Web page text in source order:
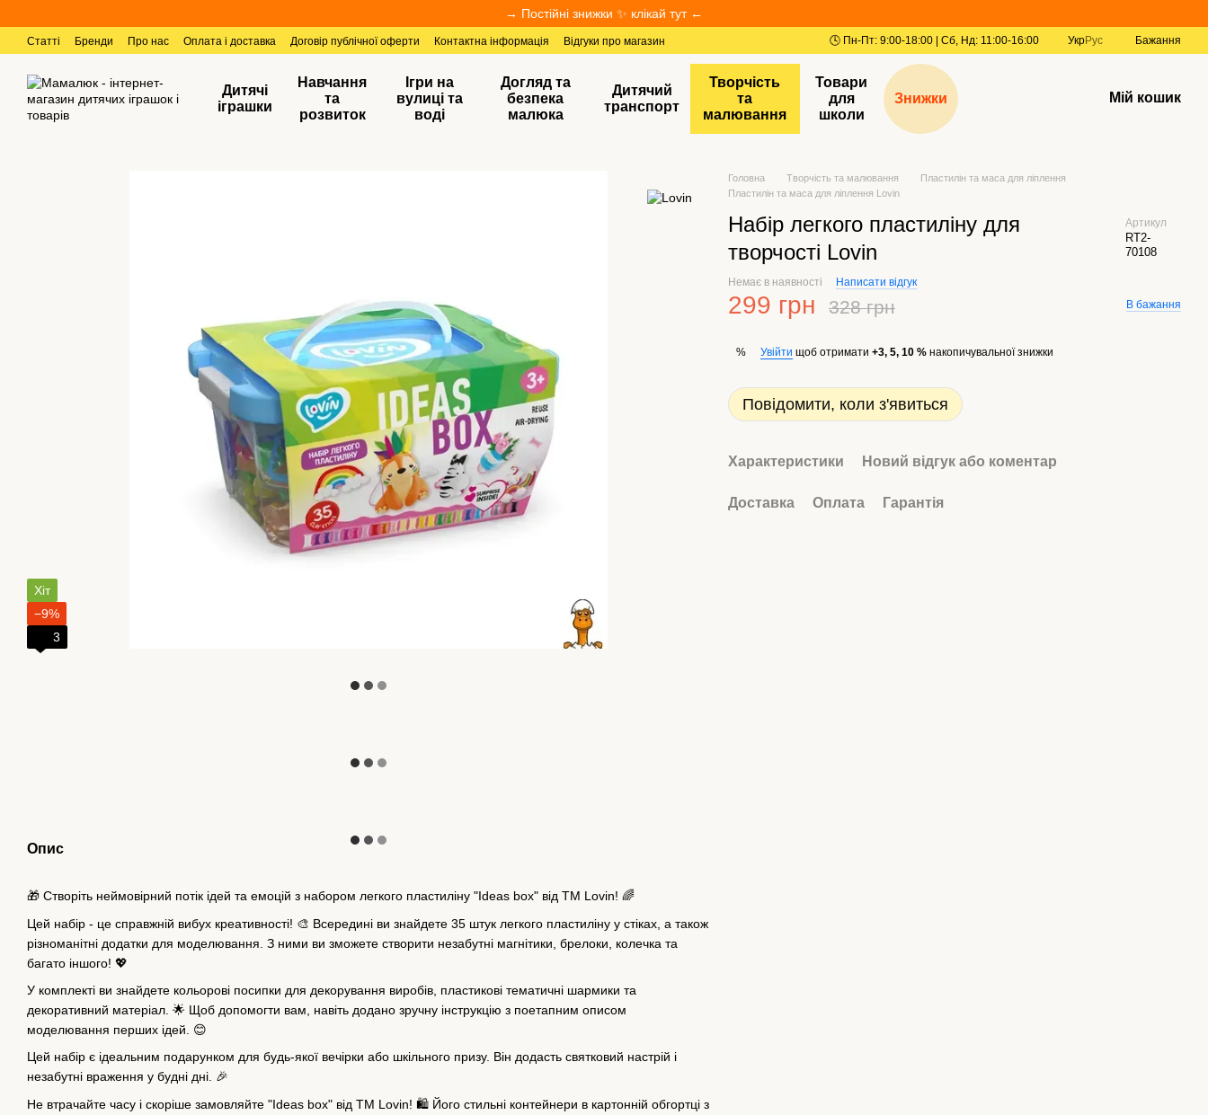
→ Постійні знижки ✨ клікай тут ←
Статті Бренди Про нас Оплата і доставка Договір публічної оферти Контактна інформація Відгуки про магазин УкрРус Бажання
Дитячі
іграшки
Навчання
та
розвиток
Ігри на
вулиці та
воді
Догляд та
безпека
малюка
Дитячий
транспорт
Творчість
та
малювання
Товари
для
школи
Знижки Мій кошик
Хіт
−9%
3
Опис
🎁 Створіть неймовірний потік ідей та емоцій з набором легкого пластиліну "Ideas box" від TM Lovin! 🌈
Цей набір - це справжній вибух креативності! 🎨 Всередині ви знайдете 35 штук легкого пластиліну у стіках, а також
різноманітні додатки для моделювання. З ними ви зможете створити незабутні магнітики, брелоки, колечка та
багато іншого! 💖
У комплекті ви знайдете кольорові посипки для декорування виробів, пластикові тематичні шармики та
декоративний матеріал. 🌟 Щоб допомогти вам, навіть додано зручну інструкцію з поетапним описом
моделювання перших ідей. 😊
Цей набір є ідеальним подарунком для будь-якої вечірки або шкільного призу. Він додасть святковий настрій і
незабутні враження у будні дні. 🎉
Не втрачайте часу і скоріше замовляйте "Ideas box" від TM Lovin! 🛍️ Його стильні контейнери в картонній обгортці з
Головна Творчість та малювання
Пластилін та маса для ліплення
Пластилін та маса для ліплення Lovin
Набір легкого пластиліну для
творчості Lovin
Артикул
RT2-
70108
Немає в наявності Написати відгук
299 грн 328 грн В бажання
% Увійти щоб отримати+3, 5, 10 % накопичувальної знижки
Повідомити, коли з'явиться
Характеристики Новий відгук або коментар
Доставка Оплата Гарантія